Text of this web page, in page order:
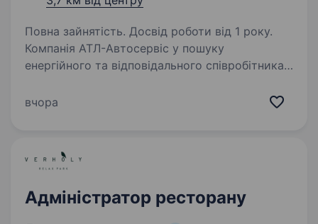
Повна зайнятість. Досвід роботи від 1 року.
Компанія АТЛ-Автосервіс у пошуку
енергійного та відповідального співробітника
приймальника, який готовий розвиватися
вчора
Адміністратор ресторану